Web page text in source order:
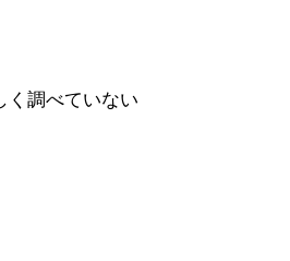
く調べていない